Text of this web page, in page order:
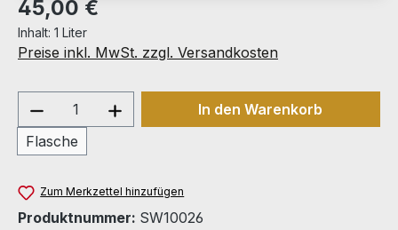
45,00 €
Inhalt: 1 Liter
Preise inkl. MwSt. zzgl. Versandkosten
Produkt Anzahl: Gib den
Flasche
In den Warenkorb
Zum Merkzettel hinzufügen
Produktnummer: SW10026